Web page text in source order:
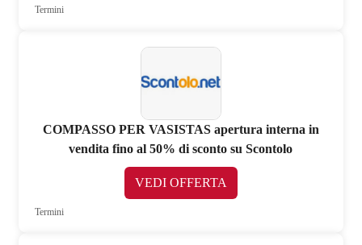
Termini
COMPASSO PER VASISTAS apertura interna in
vendita fino al 50% di sconto su Scontolo
VEDI OFFERTA
Termini